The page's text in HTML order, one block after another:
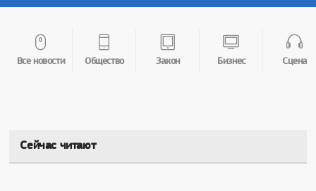
Все новости Общество Закон Бизнес Сцена
Сейчас читают